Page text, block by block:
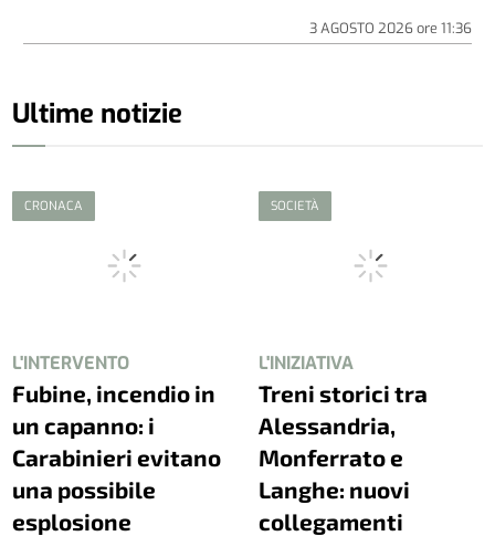
3 AGOSTO 2026ore 11:36
Ultime notizie
CRONACA
L'INTERVENTO
Fubine, incendio in
un capanno: i
Carabinieri evitano
una possibile
esplosione
SOCIETÀ
L'INIZIATIVA
Treni storici tra
Alessandria,
Monferrato e
Langhe: nuovi
collegamenti